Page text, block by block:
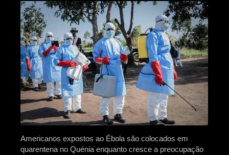
Americanos expostos ao Ébola são colocados em
quarentena no Quénia enquanto cresce a preocupação